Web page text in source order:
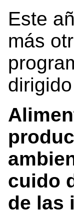
Este
más
cuido
de las